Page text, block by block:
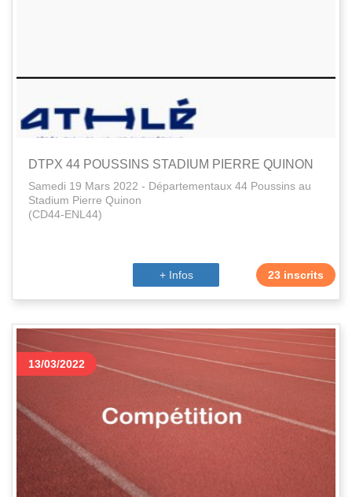
DTPX 44 POUSSINS STADIUM PIERRE QUINON
Samedi 19 Mars 2022 - Départementaux 44 Poussins au
Stadium Pierre Quinon
(CD44-ENL44)
+ Infos 23 inscrits
13/03/2022